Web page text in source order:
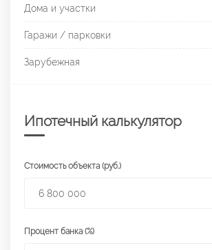
Дома и участки
Гаражи / парковки
Зарубежная
Ипотечный калькулятор
Стоимость объекта (руб.)
Процент банка (%)